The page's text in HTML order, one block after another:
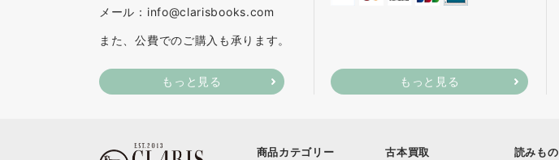
メール：info@clarisbooks.com
また、公費でのご購入も承ります。
もっと見る もっと見る
商品カテゴリー 古本買取 読みもの